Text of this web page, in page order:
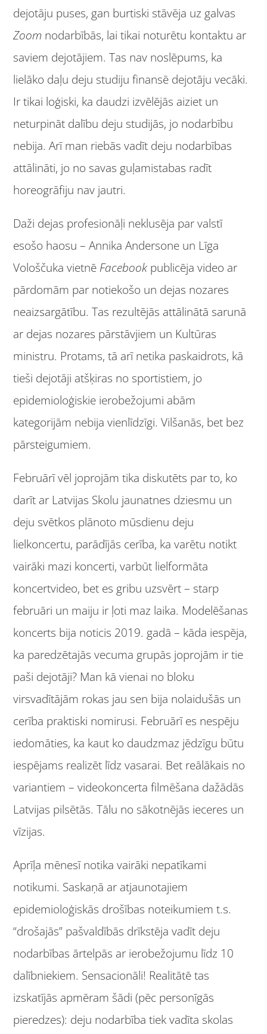
dejotāju puses, gan burtiski stāvēja uz galvas
Zoom nodarbībās, lai tikai noturētu kontaktu ar
saviem dejotājiem. Tas nav noslēpums, ka
lielāko daļu deju studiju finansē dejotāju vecāki.
Ir tikai loģiski, ka daudzi izvēlējās aiziet un
neturpināt dalību deju studijās, jo nodarbību
nebija. Arī man riebās vadīt deju nodarbības
attālināti, jo no savas guļamistabas radīt
horeogrāfiju nav jautri.
Daži dejas profesionāļi neklusēja par valstī
esošo haosu – Annika Andersone un Līga
Vološčuka vietnē Facebook publicēja video ar
pārdomām par notiekošo un dejas nozares
neaizsargātību. Tas rezultējās attālinātā sarunā
ar dejas nozares pārstāvjiem un Kultūras
ministru. Protams, tā arī netika paskaidrots, kā
tieši dejotāji atšķiras no sportistiem, jo
epidemioloģiskie ierobežojumi abām
kategorijām nebija vienlīdzīgi. Vilšanās, bet bez
pārsteigumiem.
Februārī vēl joprojām tika diskutēts par to, ko
darīt ar Latvijas Skolu jaunatnes dziesmu un
deju svētkos plānoto mūsdienu deju
lielkoncertu, parādījās cerība, ka varētu notikt
vairāki mazi koncerti, varbūt lielformāta
koncertvideo, bet es gribu uzsvērt – starp
februāri un maiju ir ļoti maz laika. Modelēšanas
koncerts bija noticis 2019. gadā – kāda iespēja,
ka paredzētajās vecuma grupās joprojām ir tie
paši dejotāji? Man kā vienai no bloku
virsvadītājām rokas jau sen bija nolaidušās un
cerība praktiski nomirusi. Februārī es nespēju
iedomāties, ka kaut ko daudzmaz jēdzīgu būtu
iespējams realizēt līdz vasarai. Bet reālākais no
variantiem – videokoncerta filmēšana dažādās
Latvijas pilsētās. Tālu no sākotnējās ieceres un
vīzijas.
Aprīļa mēnesī notika vairāki nepatīkami
notikumi. Saskaņā ar atjaunotajiem
epidemioloģiskās drošības noteikumiem t.s.
“drošajās” pašvaldībās drīkstēja vadīt deju
nodarbības ārtelpās ar ierobežojumu līdz 10
dalībniekiem. Sensacionāli! Realitātē tas
izskatījās apmēram šādi (pēc personīgās
pieredzes): deju nodarbība tiek vadīta skolas